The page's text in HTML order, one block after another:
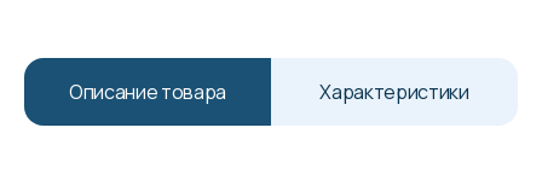
Описание товара Характеристики